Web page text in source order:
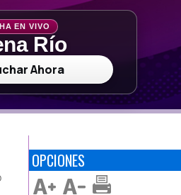
EN VIVO
Río
Ahora
OPCIONES